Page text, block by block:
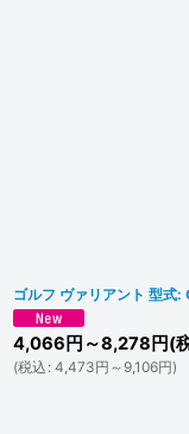
ゴルフ ヴァリアント 型式
4,066 円 ～8,278 円(
(税込 : 4,473円 ～9,106円)